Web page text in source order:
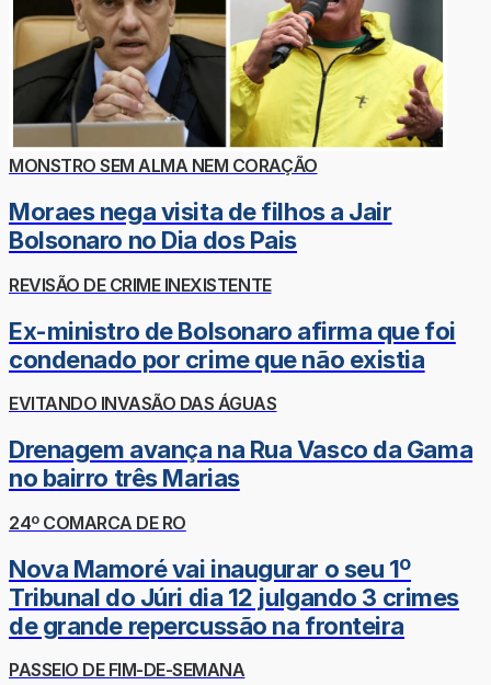
MONSTRO SEM ALMA NEM CORAÇÃO
Moraes nega visita de filhos a Jair
Bolsonaro no Dia dos Pais
REVISÃO DE CRIME INEXISTENTE
Ex-ministro de Bolsonaro afirma que foi
condenado por crime que não existia
EVITANDO INVASÃO DAS ÁGUAS
Drenagem avança na Rua Vasco da Gama
no bairro três Marias
24º COMARCA DE RO
Nova Mamoré vai inaugurar o seu 1º
Tribunal do Júri dia 12 julgando 3 crimes
de grande repercussão na fronteira
PASSEIO DE FIM-DE-SEMANA